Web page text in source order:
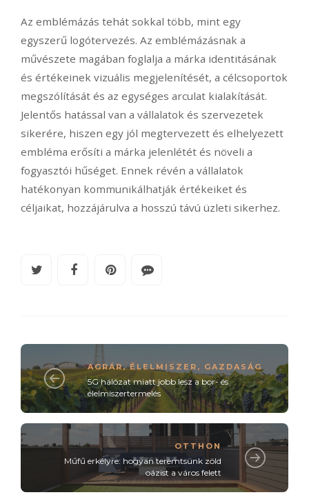
Az emblémázás tehát sokkal több, mint egy
egyszerű logótervezés. Az emblémázásnak a
művészete magában foglalja a márka identitásának
és értékeinek vizuális megjelenítését, a célcsoportok
megszólítását és az egységes arculat kialakítását.
Jelentős hatással van a vállalatok és szervezetek
sikerére, hiszen egy jól megtervezett és elhelyezett
embléma erősíti a márka jelenlétét és növeli a
fogyasztói hűséget. Ennek révén a vállalatok
hatékonyan kommunikálhatják értékeiket és
céljaikat, hozzájárulva a hosszú távú üzleti sikerhez.
AGRÁR,ÉLELMISZER , GAZDASÁG
5G hálózat miatt jobb lesz a bor- és
élelmiszertermelés
OTTHON
Műfű erkélyre: hogyan teremtsünk zöld
oázist a város felett